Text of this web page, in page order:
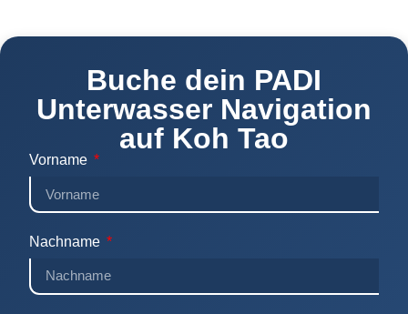
Buche dein PADI
Unterwasser Navigation
auf Koh Tao​
Vorname
Nachname